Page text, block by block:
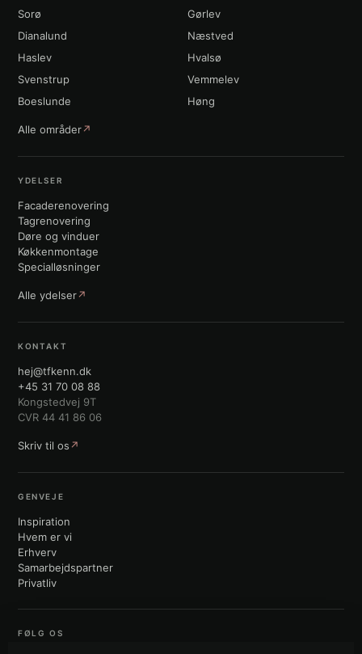
Sorø
Gørlev
Dianalund
Næstved
Haslev
Hvalsø
Svenstrup
Vemmelev
Boeslunde
Høng
Alle områder↗
YDELSER
Facaderenovering
Tagrenovering
Døre og vinduer
Køkkenmontage
Specialløsninger
Alle ydelser↗
KONTAKT
hej@tfkenn.dk
+45 31 70 08 88
Kongstedvej 9T
CVR 44 41 86 06
Skriv til os ↗
GENVEJE
Inspiration
Hvem er vi
Erhverv
Samarbejdspartner
Privatliv
FØLG OS